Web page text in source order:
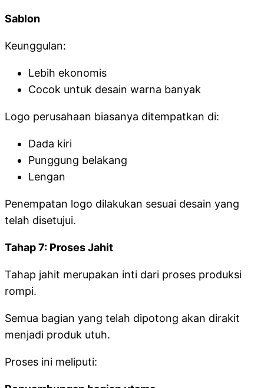
Sablon
Keunggulan:
Lebih ekonomis
Cocok untuk desain warna banyak
Logo perusahaan biasanya ditempatkan di:
Dada kiri
Punggung belakang
Lengan
Penempatan logo dilakukan sesuai desain yang
telah disetujui.
Tahap 7: Proses Jahit
Tahap jahit merupakan inti dari proses produksi
rompi.
Semua bagian yang telah dipotong akan dirakit
menjadi produk utuh.
Proses ini meliputi: